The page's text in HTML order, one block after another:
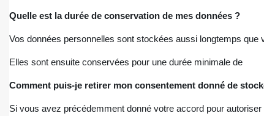
Quelle est la durée de conservation de mes données ?
Vos données personnelles sont stockées aussi longtemps
Elles sont ensuite conservées pour une durée minimale de
Comment puis-je retirer mon consentement donné de
Si vous avez précédemment donné votre accord pour autoriser